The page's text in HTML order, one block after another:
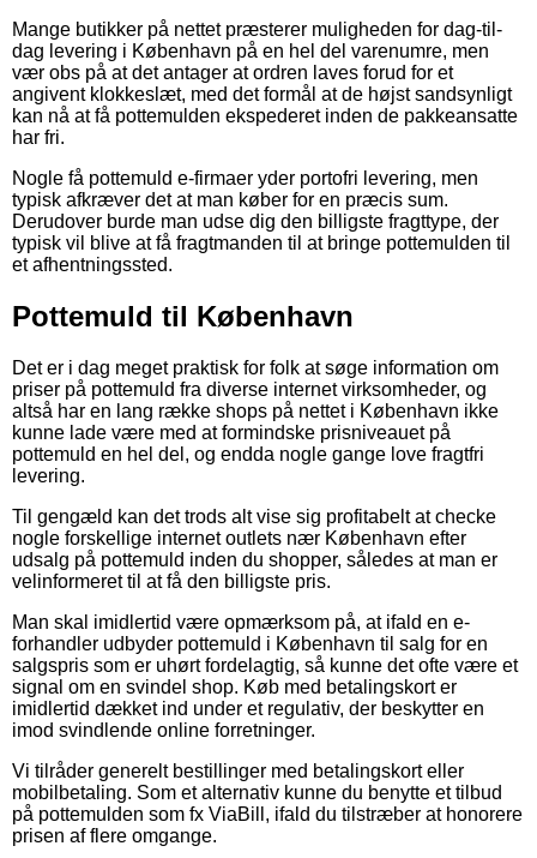
Mange butikker på nettet præsterer muligheden for dag-til-
dag levering i København på en hel del varenumre, men
vær obs på at det antager at ordren laves forud for et
angivent klokkeslæt, med det formål at de højst sandsynligt
kan nå at få pottemulden ekspederet inden de pakkeansatte
har fri.
Nogle få pottemuld e-firmaer yder portofri levering, men
typisk afkræver det at man køber for en præcis sum.
Derudover burde man udse dig den billigste fragttype, der
typisk vil blive at få fragtmanden til at bringe pottemulden til
et afhentningssted.
Pottemuld til København
Det er i dag meget praktisk for folk at søge information om
priser på pottemuld fra diverse internet virksomheder, og
altså har en lang række shops på nettet i København ikke
kunne lade være med at formindske prisniveauet på
pottemuld en hel del, og endda nogle gange love fragtfri
levering.
Til gengæld kan det trods alt vise sig profitabelt at checke
nogle forskellige internet outlets nær København efter
udsalg på pottemuld inden du shopper, således at man er
velinformeret til at få den billigste pris.
Man skal imidlertid være opmærksom på, at ifald en e-
forhandler udbyder pottemuld i København til salg for en
salgspris som er uhørt fordelagtig, så kunne det ofte være et
signal om en svindel shop. Køb med betalingskort er
imidlertid dækket ind under et regulativ, der beskytter en
imod svindlende online forretninger.
Vi tilråder generelt bestillinger med betalingskort eller
mobilbetaling. Som et alternativ kunne du benytte et tilbud
på pottemulden som fx ViaBill, ifald du tilstræber at honorere
prisen af flere omgange.